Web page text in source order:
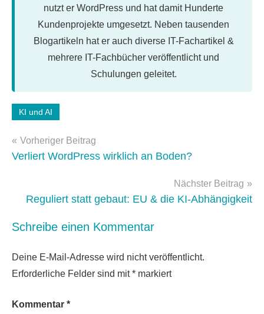
nutzt er WordPress und hat damit Hunderte
Kundenprojekte umgesetzt. Neben tausenden
Blogartikeln hat er auch diverse IT-Fachartikel &
mehrere IT-Fachbücher veröffentlicht und
Schulungen geleitet.
Schlagwörter:
Claude,
Gemini,
KI und AI
Beitragsnavigation
Vorheriger Beitrag
Verliert WordPress wirklich an Boden?
Nächster Beitrag
Reguliert statt gebaut: EU & die KI-Abhängigkeit
Schreibe einen Kommentar
Deine E-Mail-Adresse wird nicht veröffentlicht.
Erforderliche Felder sind mit* markiert
Kommentar *